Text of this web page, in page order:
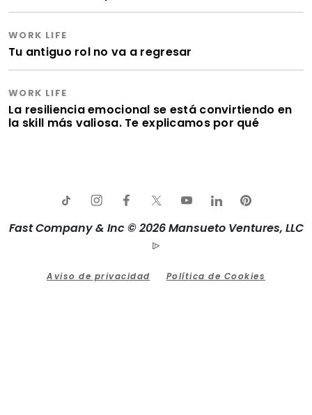
WORK LIFE
Tu antiguo rol no va a regresar
WORK LIFE
La resiliencia emocional se está convirtiendo en
la skill más valiosa. Te explicamos por qué
Fast Company & Inc © 2026 Mansueto Ventures, LLC
Aviso de privacidad Política de Cookies